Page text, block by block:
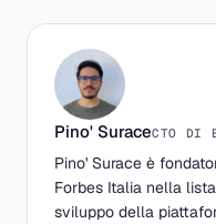
Pino' SuraceCTO DI
Pino' Surace è
Forbes Italia nella
sviluppo della